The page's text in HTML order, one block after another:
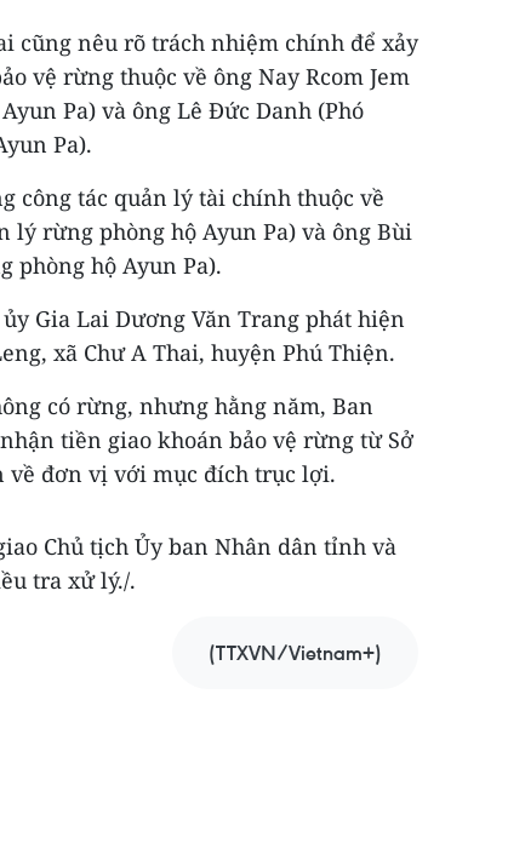
cũng nêu rõ trách nhiệm chính để xảy
vệ rừng thuộc về ông Nay Rcom Jem
Pa) và ông Lê Đức Danh (Phó
Pa).
công tác quản lý tài chính thuộc về
lý rừng phòng hộ Ayun Pa) và ông Bùi
phòng hộ Ayun Pa).
Gia Lai Dương Văn Trang phát hiện
xã Chư A Thai, huyện Phú Thiện.
có rừng, nhưng hằng năm, Ban
tiền giao khoán bảo vệ rừng từ Sở
về đơn vị với mục đích trục lợi.
Chủ tịch Ủy ban Nhân dân tỉnh và
tra xử lý./.
(TTXVN/Vietnam+)